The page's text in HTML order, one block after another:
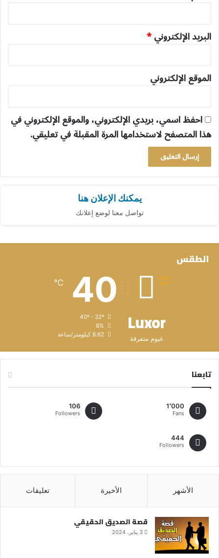
البريد الإلكتروني*
الموقع الإلكتروني
احفظ اسمي، بريدي الإلكتروني، والموقع الإلكتروني في
هذا المتصفح لاستخدامها المرة المقبلة في تعليقي.
يمكنك الإعلان هنا
تواصل معنا لوضع إعلانك
الطقس
Luxor
غيوم متفرقة
40
℃
40º - 32º
8%
8.62 كيلومتر/ساعة
تابعنا
1٬000
Fans
106
Followers
444
Followers
الأشهر الأخيرة تعليقات
قصة الصديق الحقيقي
3 يناير، 2024